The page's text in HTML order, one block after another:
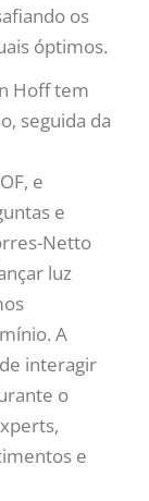
os
óptimos.
Hoff tem
seguida da
e
e
Netto
luz
A
interagir
o
e